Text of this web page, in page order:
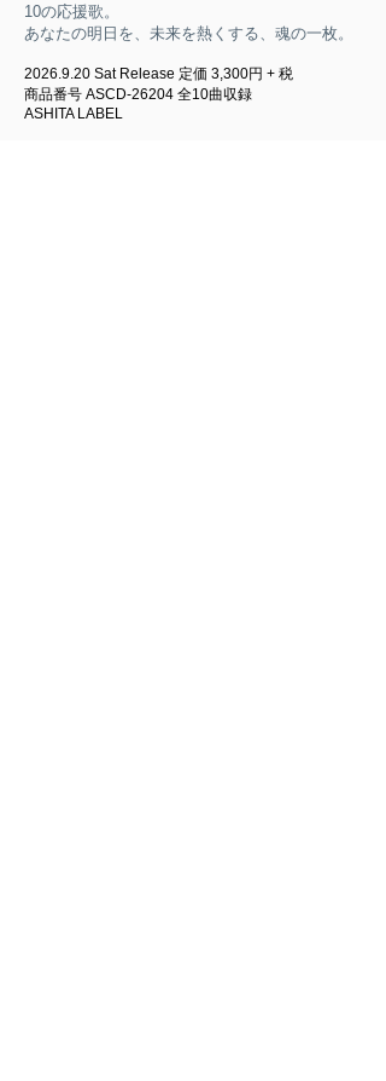
10の応援歌。
あなたの明日を、未来を熱くする、魂の一枚。
2026.9.20 Sat Release 定価 3,300円 + 税
商品番号 ASCD-26204 全10曲収録
ASHITA LABEL